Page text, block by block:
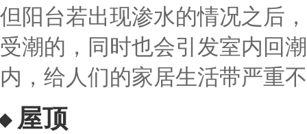
但阳台若出现渗水的情况之后
受潮的，同时也会引发室内回
内，给人们的家居生活带严重
屋顶